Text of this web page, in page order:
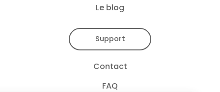
Le blog
Support
Contact
FAQ